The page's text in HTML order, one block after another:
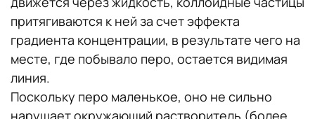
притягиваются к ней за счет эффекта
градиента концентрации, в результате чего на
месте, где побывало перо, остается видимая
линия.
Поскольку перо маленькое, оно не сильно
нарушает окружающий растворитель (более